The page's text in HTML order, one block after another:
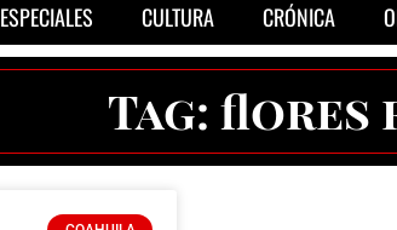
ESPECIALES CULTURA CRÓNICA
Tag: